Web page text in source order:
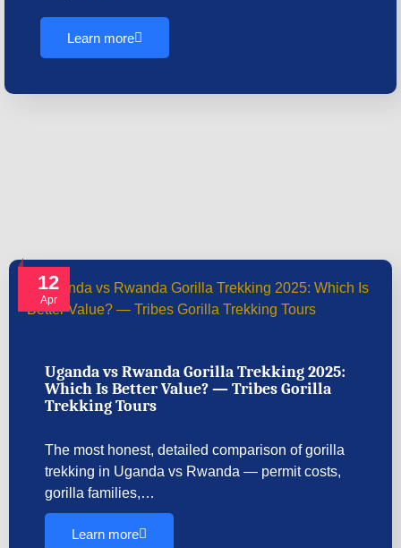
Learn more
12
Apr
Uganda vs Rwanda Gorilla Trekking 2025:
Which Is Better Value? — Tribes Gorilla
Trekking Tours
The most honest, detailed comparison of gorilla
trekking in Uganda vs Rwanda — permit costs,
gorilla families,…
Learn more